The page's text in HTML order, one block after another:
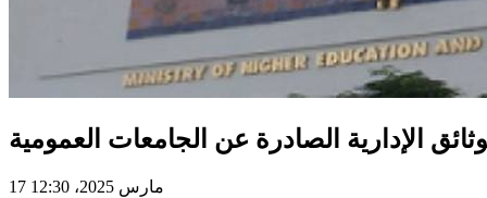
الإدارية الصادرة عن الجامعات العمومية
17 مارس 2025، 12:30